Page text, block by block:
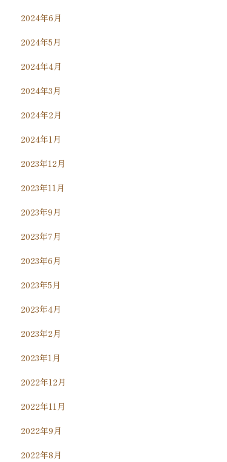
2024年6月
2024年5月
2024年4月
2024年3月
2024年2月
2024年1月
2023年12月
2023年11月
2023年9月
2023年7月
2023年6月
2023年5月
2023年4月
2023年2月
2023年1月
2022年12月
2022年11月
2022年9月
2022年8月